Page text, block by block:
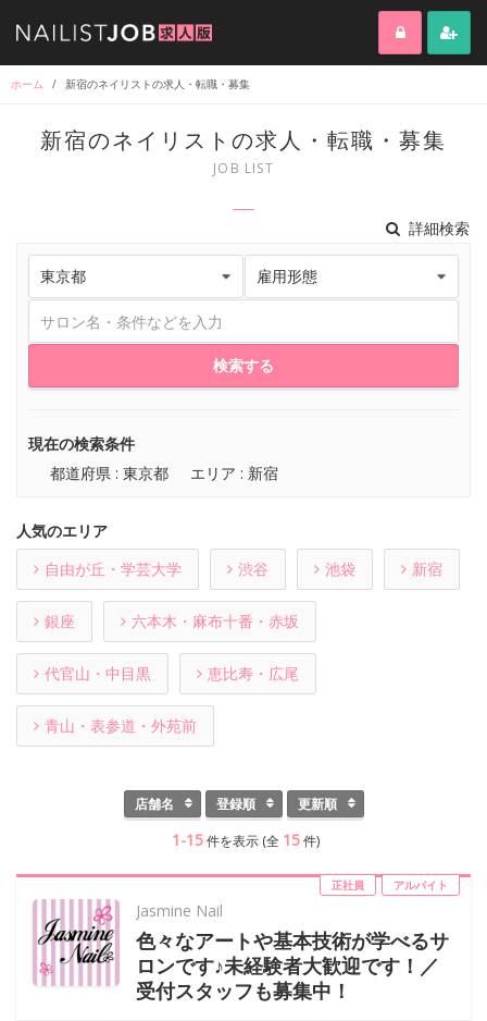
ホーム / 新宿のネイリストの求人・転職・募集
新宿のネイリストの求人・転職・募集
JOB LIST
検索する
詳細検索
現在の検索条件
都道府県 : 東京都
エリア : 新宿
人気のエリア
自由が丘・学芸大学
渋谷 池袋 新宿
銀座 六本木・麻布十番・赤坂
代官山・中目黒 恵比寿・広尾
青山・表参道・外苑前
店舗名 登録順 更新順
1-15 件を表示 (全 15 件)
正社員 アルバイト
Jasmine Nail
色々なアートや基本技術が学べるサ
ロンです♪未経験者大歓迎です！／
受付スタッフも募集中！